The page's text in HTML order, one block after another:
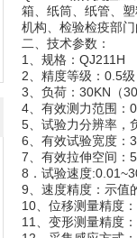
箱、纸筒、纸管、
机构、检验检疫部
二、技术参数：
1、规格：QJ211H
2、精度等级：0.5级
3、负荷：30KN（
4、有效测力范围：
5、试验力分辨率，
6、有效试验宽度：
7、有效拉伸空间：
8．试验速度
9、速度精度：示值
10、位移测量精度
11、变形测量精度